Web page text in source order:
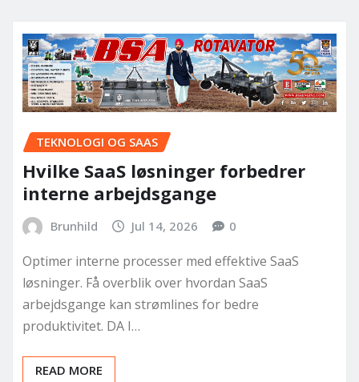
TEKNOLOGI OG SAAS
Hvilke SaaS løsninger forbedrer
interne arbejdsgange
Brunhild Jul 14, 2026 0
Optimer interne processer med effektive SaaS
løsninger. Få overblik over hvordan SaaS
arbejdsgange kan strømlines for bedre
produktivitet. DA I…
READ MORE